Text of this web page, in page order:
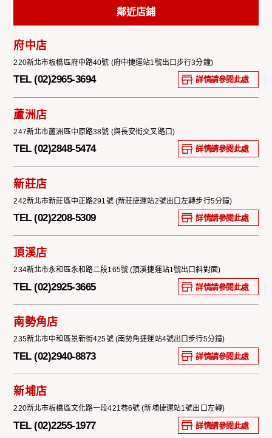
鄰近店鋪
府中店
220新北市板橋區府中路40號 (府中捷運站1號出口步行3分鐘)
TEL (02)2965-3694 詳情請參閱此處
蘆洲店
247新北市蘆洲區中原路38號 (與長安街交叉路口)
TEL (02)2848-5474 詳情請參閱此處
新莊店
242新北市新莊區中正路291號 (新莊捷運站2號出口左轉步行5分鐘)
TEL (02)2208-5309 詳情請參閱此處
頂溪店
234新北市永和區永和路二段165號 (頂溪捷運站1號出口斜對面)
TEL (02)2925-3665 詳情請參閱此處
南勢角店
235新北市中和區景新街425號 (南勢角捷運站4號出口步行5分鐘)
TEL (02)2940-8873 詳情請參閱此處
新埔店
220新北市板橋區文化路一段421巷6號 (新埔捷運站1號出口左轉)
TEL (02)2255-1977 詳情請參閱此處